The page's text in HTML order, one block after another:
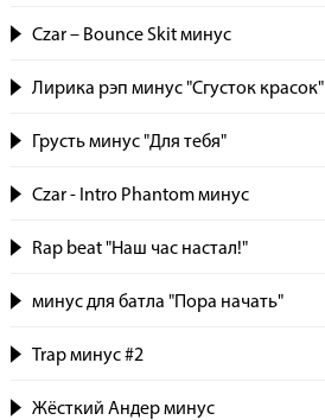
Czar – Bounce Skit минус
Лирика рэп минус "Сгусток красок"
Грусть минус "Для тебя"
Czar - Intro Phantom минус
Rap beat "Наш час настал!"
минус для батла "Пора начать"
Trap минус #2
Жёсткий Андер минус